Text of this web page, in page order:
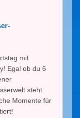
mit
Egal ob du 6
steht
Momente für